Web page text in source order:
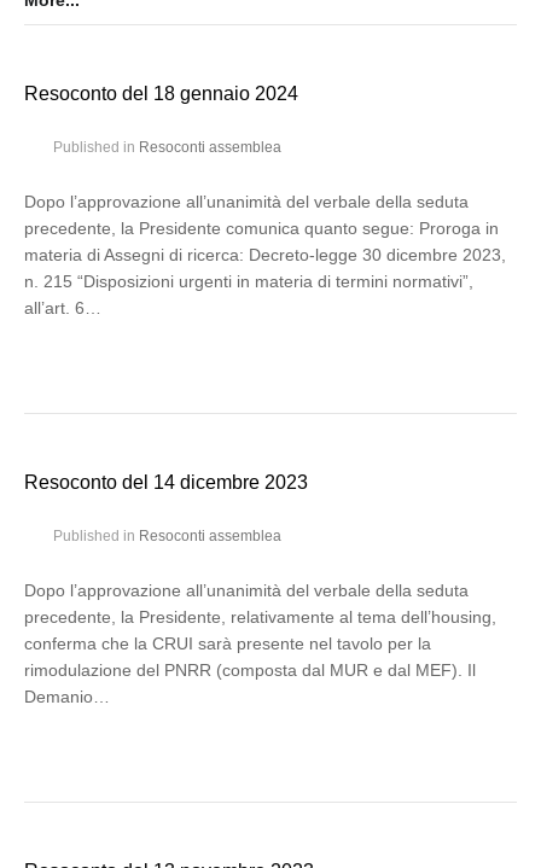
Resoconto del 18 gennaio 2024
Published in Resoconti assemblea
Dopo l’approvazione all’unanimità del verbale della seduta
precedente, la Presidente comunica quanto segue: Proroga in
materia di Assegni di ricerca: Decreto-legge 30 dicembre 2023,
n. 215 “Disposizioni urgenti in materia di termini normativi”,
all’art. 6…
Resoconto del 14 dicembre 2023
Published in Resoconti assemblea
Dopo l’approvazione all’unanimità del verbale della seduta
precedente, la Presidente, relativamente al tema dell’housing,
conferma che la CRUI sarà presente nel tavolo per la
rimodulazione del PNRR (composta dal MUR e dal MEF). Il
Demanio…